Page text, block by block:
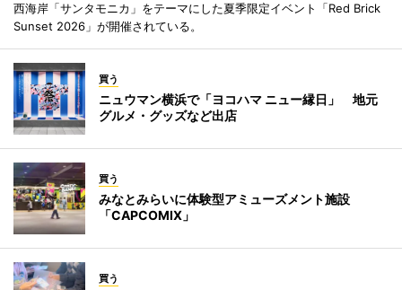
西海岸「サンタモニカ」をテーマにした夏季限定イベント「Red Brick
Sunset 2026」が開催されている。
買う
ニュウマン横浜で「ヨコハマ ニュー縁日」 地元
グルメ・グッズなど出店
買う
みなとみらいに体験型アミューズメント施設
「CAPCOMIX」
買う